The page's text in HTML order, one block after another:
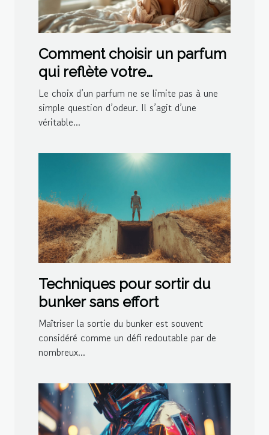
Comment choisir un parfum
qui reflète votre
personnalité?
Le choix d’un parfum ne se limite pas à une
simple question d’odeur. Il s’agit d’une
véritable...
Techniques pour sortir du
bunker sans effort
Maîtriser la sortie du bunker est souvent
considéré comme un défi redoutable par de
nombreux...